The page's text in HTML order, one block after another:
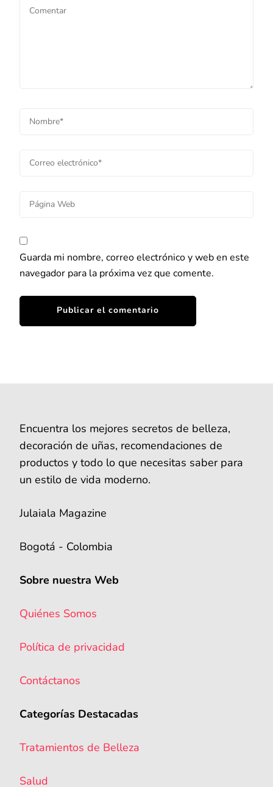
Guarda mi nombre, correo electrónico y web en este
navegador para la próxima vez que comente.
Encuentra los mejores secretos de belleza,
decoración de uñas, recomendaciones de
productos y todo lo que necesitas saber para
un estilo de vida moderno.
Julaiala Magazine
Bogotá - Colombia
Sobre nuestra Web
Quiénes Somos
Política de privacidad
Contáctanos
Categorías Destacadas
Tratamientos de Belleza
Salud